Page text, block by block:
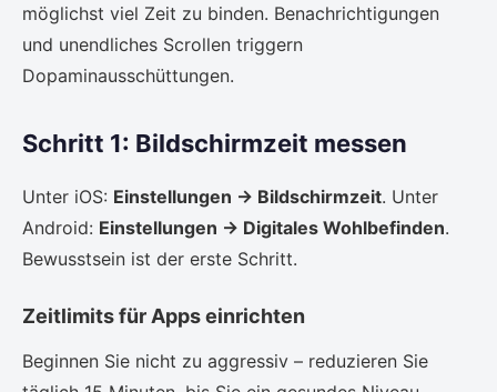
möglichst viel Zeit zu binden. Benachrichtigungen
und unendliches Scrollen triggern
Dopaminausschüttungen.
Schritt 1: Bildschirmzeit messen
Unter iOS: Einstellungen → Bildschirmzeit. Unter
Android: Einstellungen → Digitales Wohlbefinden.
Bewusstsein ist der erste Schritt.
Zeitlimits für Apps einrichten
Beginnen Sie nicht zu aggressiv – reduzieren Sie